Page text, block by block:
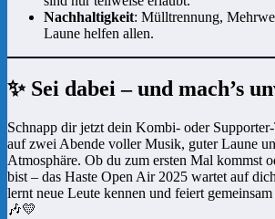
Nachhaltigkeit: Mülltrennung,
Laune helfen allen.
✨ Sei dabei – und mach’s
Schnapp dir jetzt dein Kombi- oder
auf zwei Abende voller Musik, guter Laune
Atmosphäre. Ob du zum ersten Mal kommst
bist – das Haste Open Air 2025 wartet auf
lernt neue Leute kennen und feiert
🎶💛